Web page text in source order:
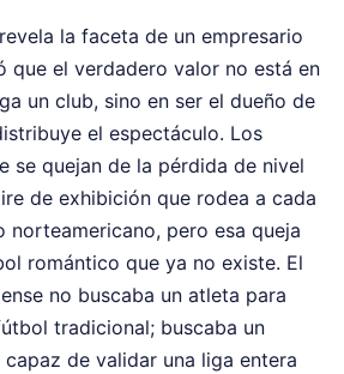
la faceta de un empresario
que el verdadero valor no está en
un club, sino en ser el dueño de
el espectáculo. Los
se quejan de la pérdida de nivel
de exhibición que rodea a cada
pero esa queja
romántico que ya no existe. El
no buscaba un atleta para
tradicional; buscaba un
de validar una liga entera